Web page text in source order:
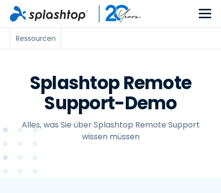
Ressourcen
Splashtop Remote
Support-Demo
Alles, was Sie über Splashtop Remote Support
wissen müssen